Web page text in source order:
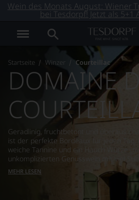
Wein des Monats August: Wiener
bei Tesdorpf! Jetzt als 5+1
Startseite Winzer Courteillac
DOMAINE
Geradlinig, fruchtbetont und überaus
ist der perfekte Bordeaux für jeden Tag.
weiche Tannine und ein Hauch Würze
unkomplizierten Genusswein mit viel
MEHR LESEN